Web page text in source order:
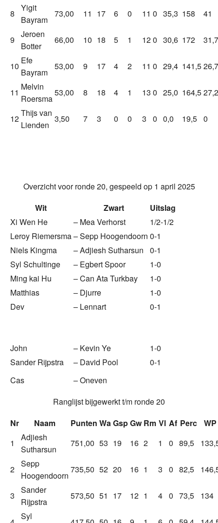
8
Yigit
Bayram
73,00 11 17 6 0 11 0 35,3 158 41
9
Jeroen
Botter
66,00 10 18 5 1 120 30,6 172
10
Efe
Bayram
53,00 9 17 4 2 11 0 29,4 141,5
11
Melvin
Roersma
53,00 8 18 4 1 13 0 25,0 164,5
12
Thijs van
Lienden
3,50 7 3 0 0 3 0 0,0 19,5 0
Overzicht voor ronde 20, gespeeld op 1 april 2025
Wit
Zwart
Uitslag
Xi Wen He
– Mea Verhorst
1/2-1/2
Leroy Riemersma–Sepp Hoogendoorn 0-1
Niels Kingma
–Adjiesh Sutharsun
0-1
Syl Schultinge
– Egbert Spoor
1-0
Ming kai Hu
–Can Ata Turkbay
1-0
Matthias
– Djurre
1-0
Dev
– Lennart 0-1
John – Kevin Ye
1-0
Sander Rijpstra
– David Pool
0-1
Cas
–Oneven
Ranglijst bijgewerkt t/m ronde 20
Nr
Naam Punten WaGspGw Rm Vl Af Perc
WP
1
Adjiesh
Sutharsun
751,00 53 19 16 2 1 0 89,5
2
Sepp
Hoogendoorn
735,50 52 20 16 1 3 0 82,5
3
Sander
Rijpstra
573,50 51 17 12 1 4 0 73,5 134
Syl